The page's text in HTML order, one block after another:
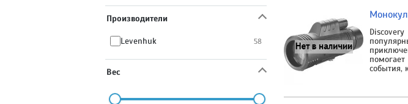
Производители
Levenhuk 58
Вес
события,